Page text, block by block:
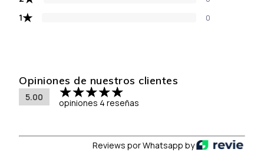
1★ 0
Opiniones de nuestros clientes
5.00
opiniones 4 reseñas
Reviews por Whatsapp by